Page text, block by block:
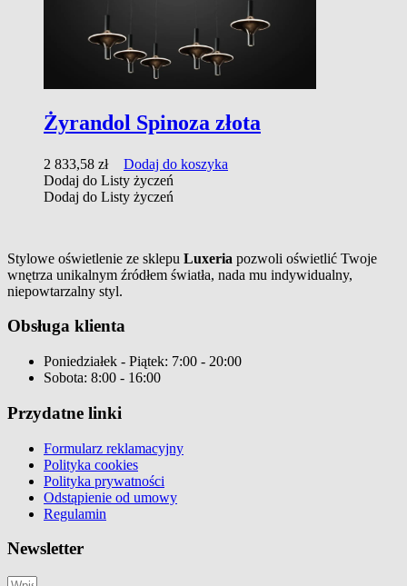
Żyrandol Spinoza złota
2 833,58 zł
Dodaj do koszyka
Dodaj do Listy życzeń
Dodaj do Listy życzeń
Stylowe oświetlenie ze sklepu Luxeria pozwoli oświetlić Twoje
wnętrza unikalnym źródłem światła, nada mu indywidualny,
niepowtarzalny styl.
Obsługa klienta
Poniedziałek - Piątek: 7:00 - 20:00
Sobota: 8:00 - 16:00
Przydatne linki
Formularz reklamacyjny
Polityka cookies
Polityka prywatności
Odstąpienie od umowy
Regulamin
Newsletter